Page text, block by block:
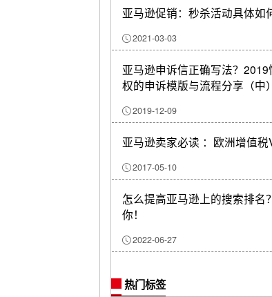
亚马逊促销：秒杀活动具体如
2021-03-03
亚马逊申诉信正确写法？
权的申诉模版与流程分享（中）
2019-12-09
亚马逊卖家必读 ：欧洲增值税
2017-05-10
怎么提高亚马逊上的搜索排名
你！
2022-06-27
热门标签